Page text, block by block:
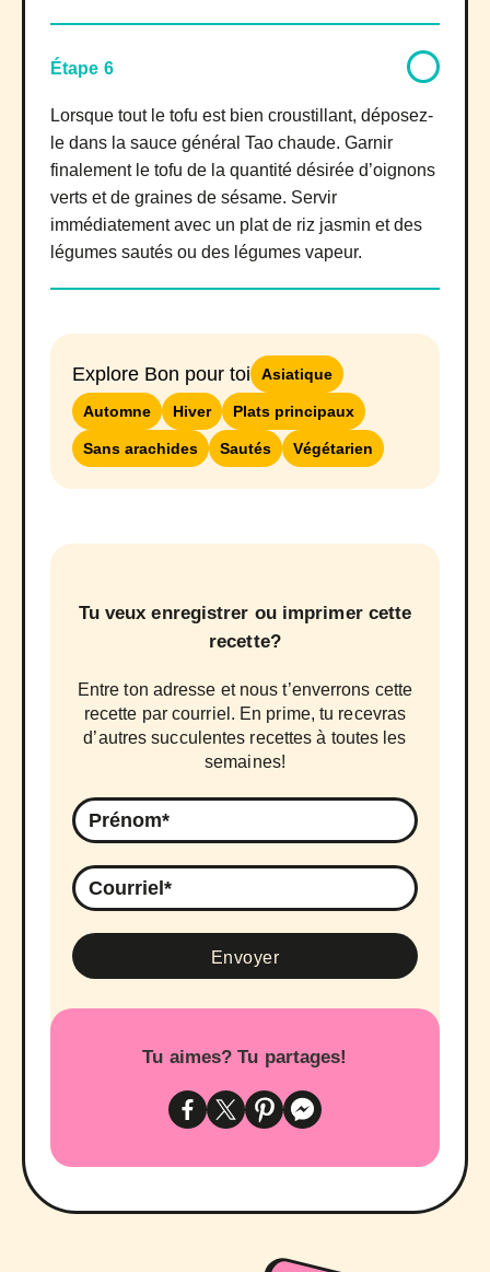
Étape 6
Lorsque tout le tofu est bien croustillant, déposez-
le dans la sauce général Tao chaude. Garnir
finalement le tofu de la quantité désirée d’oignons
verts et de graines de sésame. Servir
immédiatement avec un plat de riz jasmin et des
légumes sautés ou des légumes vapeur.
Explore Bon pour toi Asiatique
Automne Hiver Plats principaux
Sans arachides Sautés Végétarien
Tu veux enregistrer ou imprimer cette
recette?
Entre ton adresse et nous t’enverrons cette
recette par courriel. En prime, tu recevras
d’autres succulentes recettes à toutes les
semaines!
Tu aimes? Tu partages!